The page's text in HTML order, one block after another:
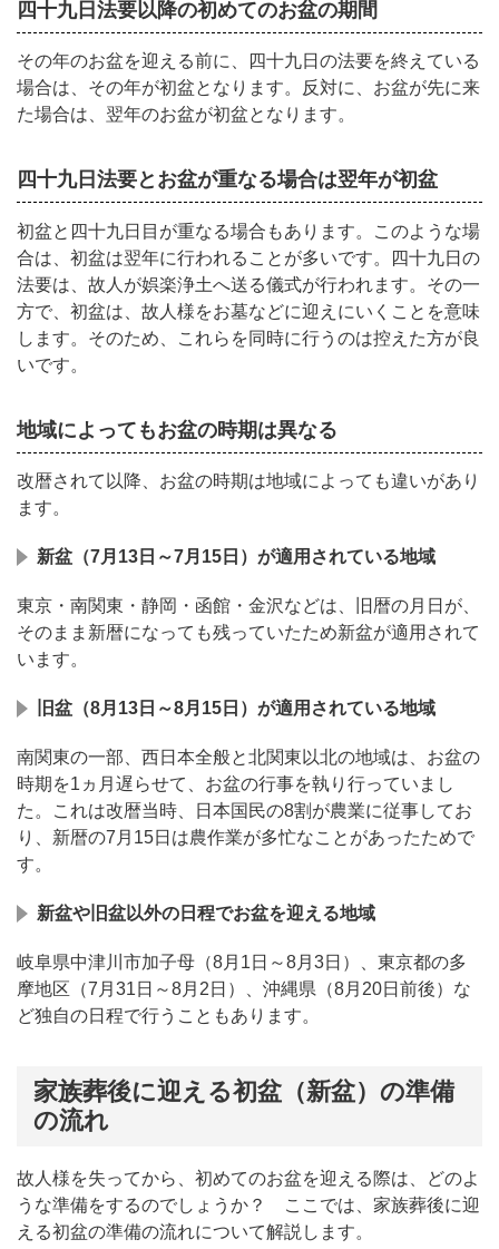
四十九日法要以降の初めてのお盆の期間
その年のお盆を迎える前に、四十九日の法要を終えている
場合は、その年が初盆となります。
反対に、お盆が先に来
た場合は、翌年のお盆が初盆となります。
四十九日法要とお盆が重なる場合は翌年が初盆
初盆と四十九日目が重なる場合もあります。このような場
合は、初盆は翌年に行われることが多いです。
四十九日の
法要は、故人が娯楽浄土へ送る儀式が行われます。その一
方で、初盆は、故人様をお墓などに迎えにいくことを意味
します。そのため、これらを同時に行うのは控えた方が良
いです。
地域によってもお盆の時期は異なる
改暦されて以降、お盆の時期は地域によっても違いがあり
ます。
新盆（7月13日～7月15日）が適用されている地域
東京・南関東・静岡・函館・金沢などは、旧暦の月日が、
そのまま新暦になっても残っていたため新盆が適用されて
います。
旧盆（8月13日～8月15日）が適用されている地域
南関東の一部、西日本全般と北関東以北の地域は、お盆の
時期を1ヵ月遅らせて、お盆の行事を執り行っていまし
た。これは改暦当時、日本国民の8割が農業に従事してお
り、新暦の7月15日は農作業が多忙なことがあったためで
す。
新盆や旧盆以外の日程でお盆を迎える地域
岐阜県中津川市加子母（8月1日～8月3日）、東京都の多
摩地区（7月31日～8月2日）、沖縄県（8月20日前後）な
ど独自の日程で行うこともあります。
家族葬後に迎える初盆（新盆）の準備
の流れ
故人様を失ってから、初めてのお盆を迎える際は、どのよ
うな準備をするのでしょうか？ ここでは、家族葬後に迎
える初盆の準備の流れについて解説します。